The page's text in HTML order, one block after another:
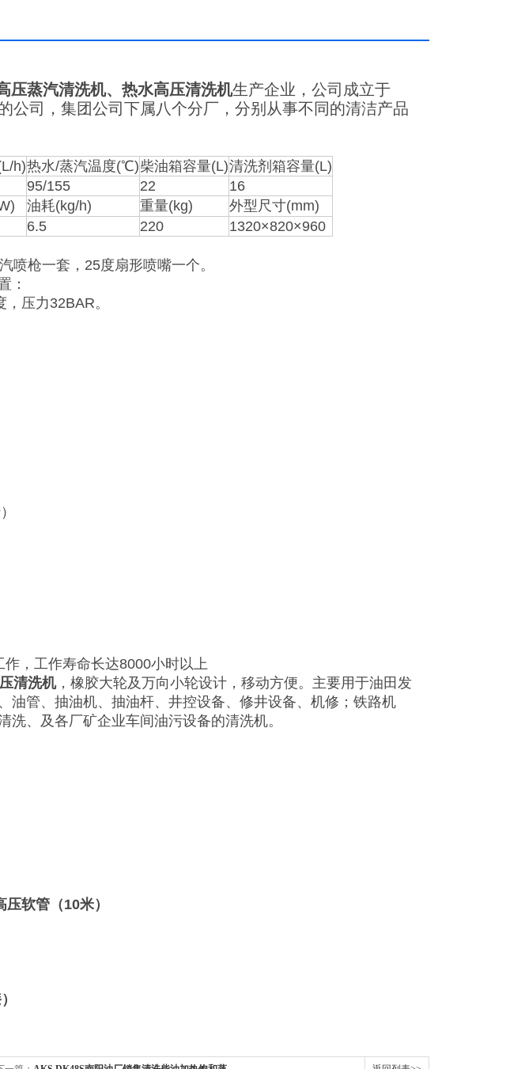
压蒸汽清洗机、热水高压清洗机生产企业，公司成立于
公司，集团公司下属八个分厂，分别从事不同的清洁产品
h)热水/蒸汽温度(℃)柴油箱容量(L)清洗剂箱容量(L)
95/155 22 16
油耗(kg/h) 重量(kg) 外型尺寸(mm)
6.5 220
1320×820×960
喷枪一套，25度扇形喷嘴一个。
：
压力32BAR。
，工作寿命长达8000小时以上
清洗机， 橡胶大轮及万向小轮设计，移动方便。主要用于油田发
油管、抽油机、抽油杆、井控设备、修井设备、机修；铁路机
、及各厂矿企业车间油污设备的清洗机。
软管（10米）